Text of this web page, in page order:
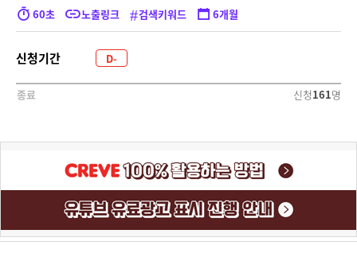
60초 노출링크 #검색키워드 6개월
신청기간
D-
종료
명
161
신청